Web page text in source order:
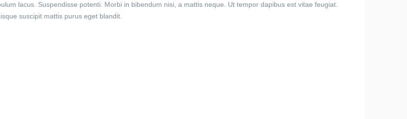
lacus. Suspendisse potenti. Morbi in bibendum nisi, a mattis neque. Ut tempor dapibus est vitae feugiat.
suscipit mattis purus eget blandit.